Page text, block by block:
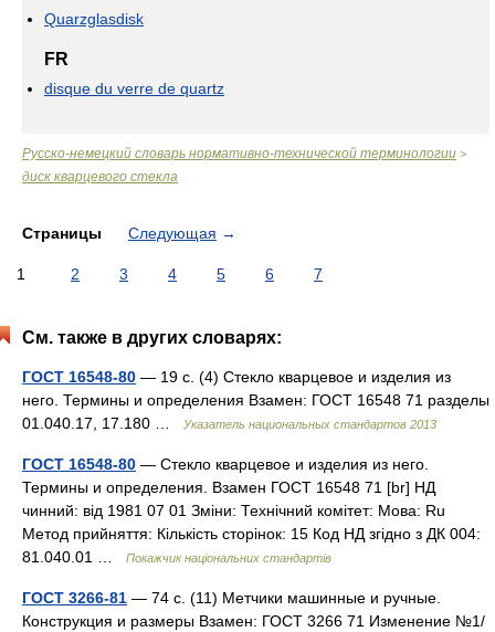
Quarzglasdisk
FR
disque du verre de quartz
Русско-немецкий словарь нормативно-технической терминологии >
диск кварцевого стекла
Страницы Следующая →
1 2 3 4 5 6 7
См. также в других словарях:
ГОСТ 16548-80 — 19 с. (4) Стекло кварцевое и изделия из
него. Термины и определения Взамен: ГОСТ 16548 71 разделы
01.040.17, 17.180 …
Указатель национальных стандартов 2013
ГОСТ 16548-80 — Стекло кварцевое и изделия из него.
Термины и определения. Взамен ГОСТ 16548 71 [br] НД
чинний: від 1981 07 01 Зміни: Технічний комітет: Мова: Ru
Метод прийняття: Кількість сторінок: 15 Код НД згідно з ДК 004:
81.040.01 …
Покажчик національних стандартів
ГОСТ 3266-81 — 74 с. (11) Метчики машинные и ручные.
Конструкция и размеры Взамен: ГОСТ 3266 71 Изменение №1/